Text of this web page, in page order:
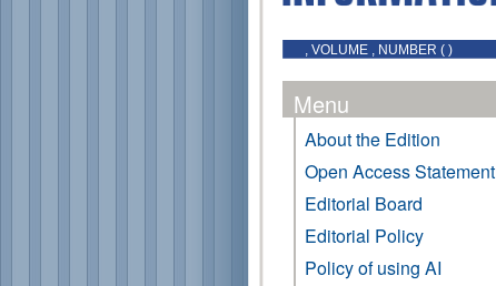
, VOLUME , NUMBER ( )
Menu
About the Edition
Open Access Statement
Editorial Board
Editorial Policy
Policy of using AI